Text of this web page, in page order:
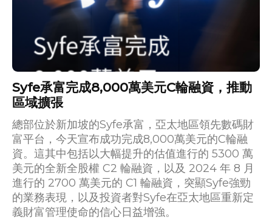
Syfe承富完成8,000萬美元C輪融資，推動
區域擴張
總部位於新加坡的Syfe承富，亞太地區領先數碼財
富平台，今天宣布成功完成8,000萬美元的C輪融
資。這其中包括以大幅提升的估值進行的 5300 萬
美元的全新全股權 C2 輪融資，以及 2024 年 8 月
進行的 2700 萬美元的 C1 輪融資，突顯Syfe強勁
的業務表現，以及投資者對Syfe在亞太地區重新定
義財富管理使命的信心日益增強。